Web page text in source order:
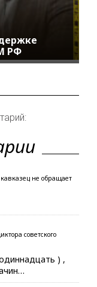
РФ
не обращает
советского
) ,